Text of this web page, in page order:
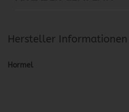
Hersteller Informationen
Hormel